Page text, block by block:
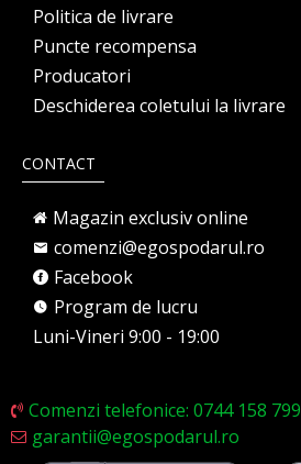
Politica de livrare
Puncte recompensa
Producatori
Deschiderea coletului la livrare
CONTACT
Magazin exclusiv online
comenzi@egospodarul.ro
Facebook
Program de lucru
Luni-Vineri 9:00 - 19:00
Comenzi telefonice: 0744 158 799
garantii@egospodarul.ro